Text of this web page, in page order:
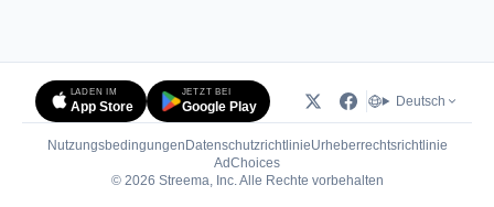
LADEN IM
App Store
JETZT BEI
Google Play Deutsch
Nutzungsbedingungen DatenschutzrichtlinieUrheberrechtsrichtlinie
AdChoices(öffnet in neuem Tab)
© 2026 Streema, Inc. Alle Rechte vorbehalten